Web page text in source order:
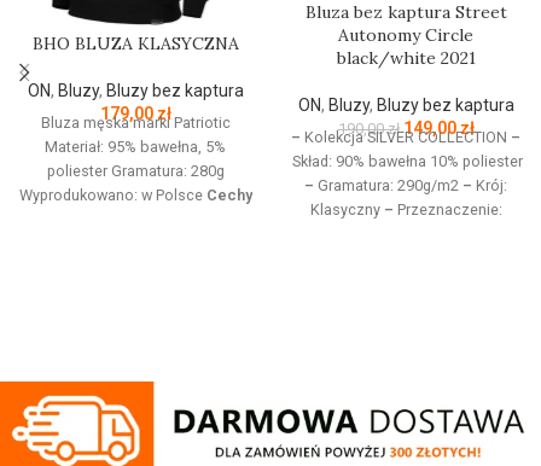
BHO BLUZA KLASYCZNA
ON, Bluzy, Bluzy bez kaptura
179,00 zł
Bluza męska marki Patriotic
Materiał: 95% bawełna, 5%
poliester Gramatura: 280g
Wyprodukowano: w Polsce Cechy
brandu.
Bluza bez kaptura Street
Autonomy Circle
black/white 2021
ON, Bluzy, Bluzy bez kaptura
190,00zł 149,00zł
– Kolekcja SILVER COLLECTION –
Skład: 90% bawełna 10% poliester
– Gramatura: 290g/m2 – Krój:
Klasyczny – Przeznaczenie: